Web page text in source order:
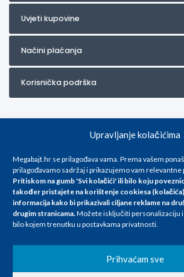
Upravljanje kolačićima
Megabajt.hr se prilagođava vama. Prema vašem
prilagođavamo sadržaj i prikazujemo vam relevantne
Pritiskom na gumb 'Svi kolačići' ili bilo koju
također pristajete na korištenje cookiesa
informacija kako bi prikazivali ciljane reklame na
drugim stranicama.Možete isključiti personalizaciju i
bilo kojem trenutku u postavkama privatnosti.
Prihvaćam sve
Uvjeti kupovine
Načini plaćanja
Korisnička podrška
Za artikle kojih trenutno nema u ponudi obratite
info@megabajt.hr. Sve cijene su informativnog
promjenama, a
iskazane su za avansno plaćanje(gotovina) u
se razlikovati od cijena u našim poslovnicama.
i točniji opis i sliku. Unatoč tome, ne možemo